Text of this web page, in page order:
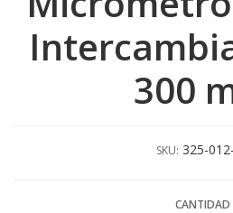
300
SKU: 325-
CANTIDAD